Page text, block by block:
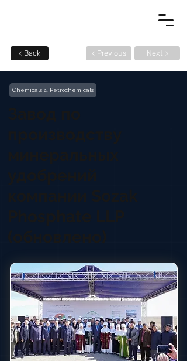
< Back < Previous Next >
Chemicals & Petrochemicals